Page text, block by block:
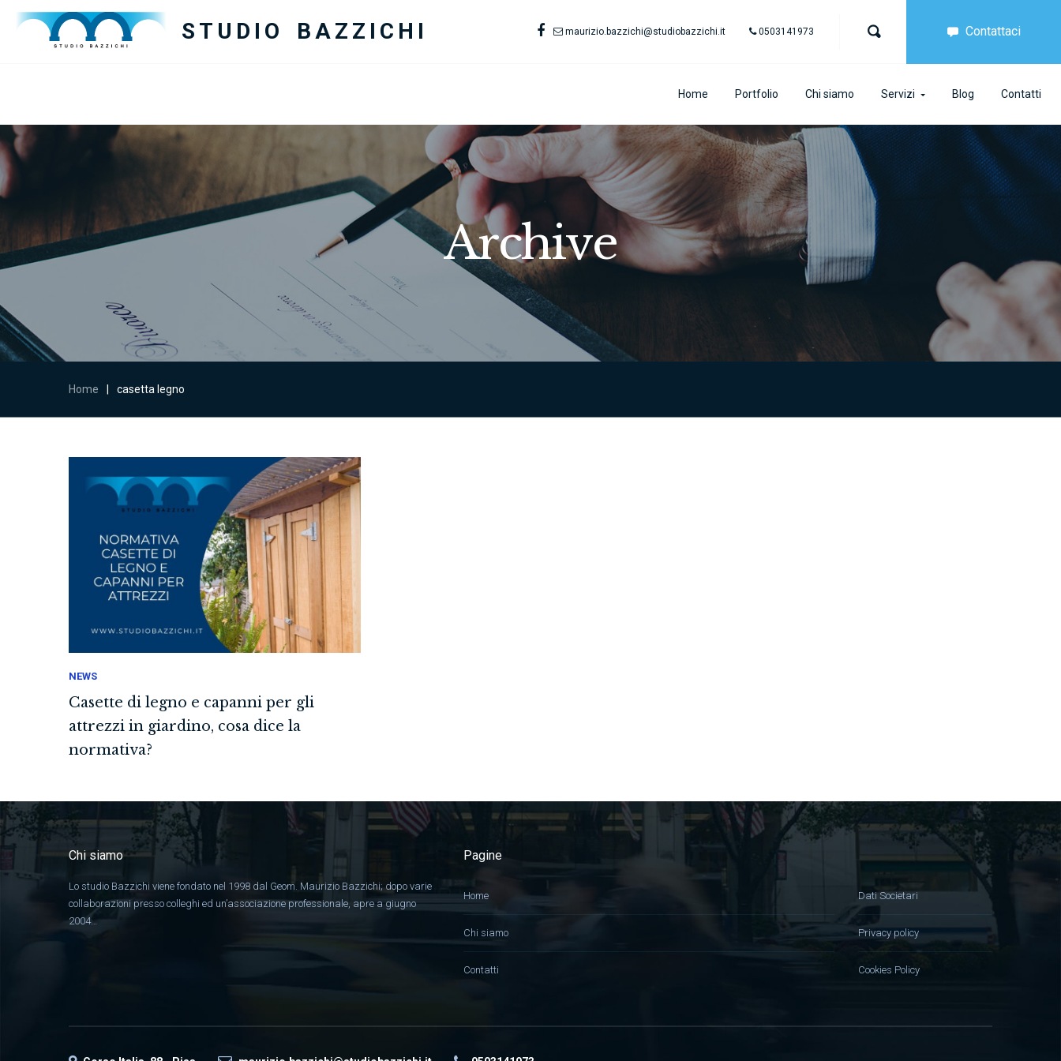
STUDIO BAZZICHI maurizio.bazzichi@studiobazzichi.it 0503141973 Contattaci
Home Portfolio Chi siamo Servizi Blog Contatti
Archive
Home casetta legno
Casette di legno e capanni per gli
attrezzi in giardino, cosa dice la
normativa?
NEWS
Chi siamo
Lo studio Bazzichi viene fondato nel 1998 dal Geom. Maurizio Bazzichi; dopo varie
collaborazioni presso colleghi ed un’associazione professionale, apre a giugno
2004…
Pagine
Home
Chi siamo
Contatti
Dati Societari
Privacy policy
Cookies Policy